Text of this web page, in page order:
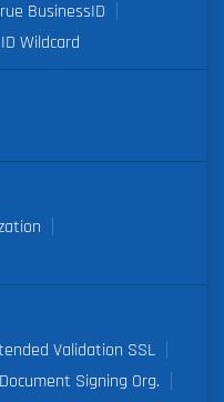
BusinessID
Wildcard
Validation SSL
Document Signing Org.